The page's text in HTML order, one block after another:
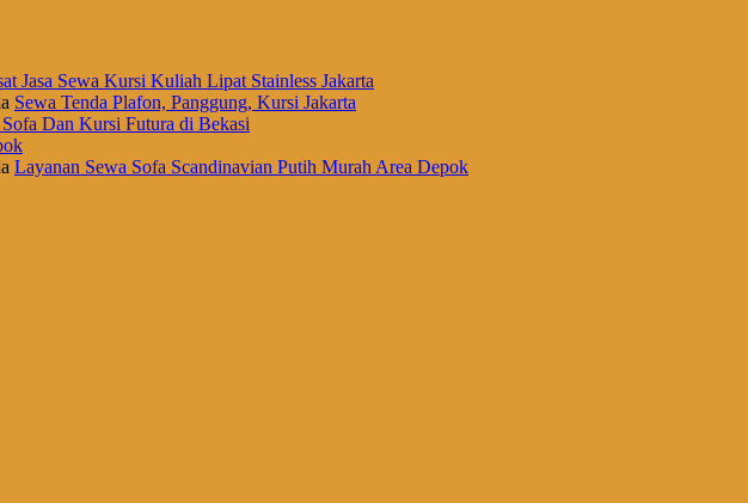
Jasa Sewa Kursi Kuliah Lipat Stainless Jakarta
Sewa Tenda Plafon, Panggung, Kursi Jakarta
Sofa Dan Kursi Futura di Bekasi
Layanan Sewa Sofa Scandinavian Putih Murah Area Depok